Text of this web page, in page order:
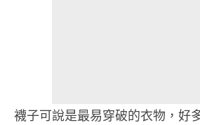
襪子可說是最易穿破的衣物，好